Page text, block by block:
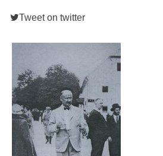
Tweet on twitter